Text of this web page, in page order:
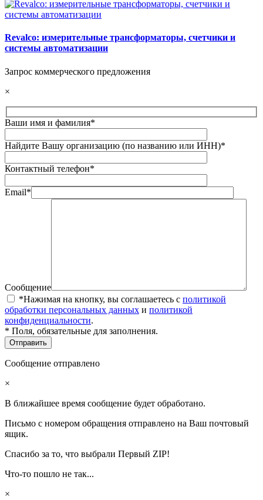
Revalco: измерительные трансформаторы, счетчики и
системы автоматизации
Запрос коммерческого предложения
×
Ваши имя и фамилия*
Найдите Вашу организацию (по названию или ИНН)*
Контактный телефон*
Email*
Сообщение
*Нажимая на кнопку, вы соглашаетесь с политикой
обработки персональных данных и политикой
конфиденциальности.
* Поля, обязательные для заполнения.
Сообщение отправлено
×
В ближайшее время сообщение будет обработано.
Письмо с номером обращения отправлено на Ваш почтовый
ящик.
Спасибо за то, что выбрали Первый ZIP!
Что-то пошло не так...
×